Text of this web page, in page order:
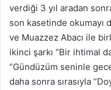
verdiği 3 yıl aradan
son kasetinde okumayı
ve Muazzez Abacı ile
ikinci şarkı “Bir ihtimal
“Gündüzüm seninle
daha sonra sırasıyla